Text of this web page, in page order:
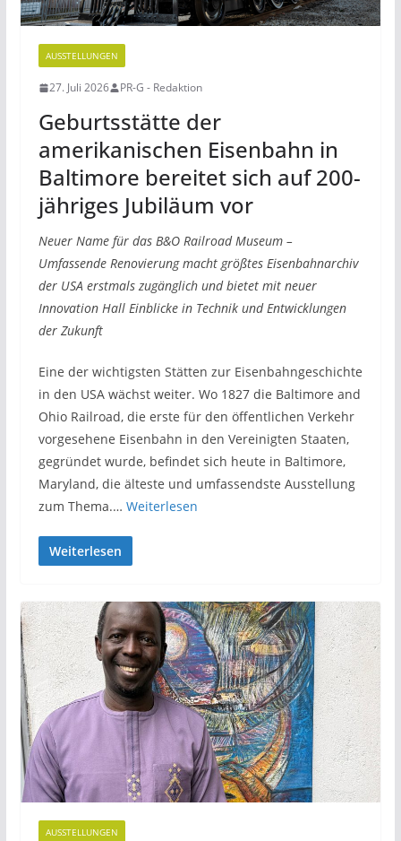
AUSSTELLUNGEN
27. Juli 2026 PR-G - Redaktion
Geburtsstätte der
amerikanischen Eisenbahn in
Baltimore bereitet sich auf 200-
jähriges Jubiläum vor
Neuer Name für das B&O Railroad Museum –
Umfassende Renovierung macht größtes Eisenbahnarchiv
der USA erstmals zugänglich und bietet mit neuer
Innovation Hall Einblicke in Technik und Entwicklungen
der Zukunft
Eine der wichtigsten Stätten zur Eisenbahngeschichte
in den USA wächst weiter. Wo 1827 die Baltimore and
Ohio Railroad, die erste für den öffentlichen Verkehr
vorgesehene Eisenbahn in den Vereinigten Staaten,
gegründet wurde, befindet sich heute in Baltimore,
Maryland, die älteste und umfassendste Ausstellung
zum Thema.… Weiterlesen
Weiterlesen
AUSSTELLUNGEN